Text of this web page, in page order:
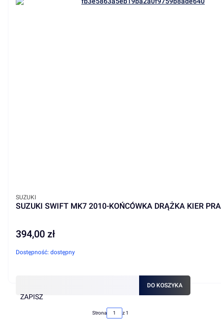
SUZUKI SWIFT MK7 2010-KOŃCÓWKA DRĄŻKA KIER
PRODUCENT
SUZUKI
Cena
394,00 zł
Dostępność: dostępny
ZAPISZ
DO KOSZYKA
Strona z 1